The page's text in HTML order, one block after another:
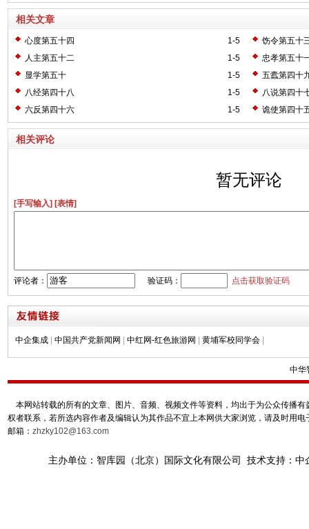
相关文章
1-5
心度第五十四
饬令第五十
1-5
人主第五十二
忠孝第五十
1-5
显学第五十
五蠹第四十
1-5
八经第四十八
八说第四十
1-5
六反第四十六 诡使第四十
相关评论
暂无评论
[手写输入] [表情]
评论者： 验证码： 点击获取验证码
中企集成 | 中国共产党新闻网 | 中红网-红色旅游网 | 黄埔军校同学会 |
中华
本网站转载的所有的文章、图片、音频、视频文件等资料，均出于为公众传播
权者联系，若所选内容作者及编辑认为其作品不宜上本网供大家浏览，请及时用
邮箱： zhzky102@163.com
主办单位：智库园（北京）国际文化有限公司 技术支持：